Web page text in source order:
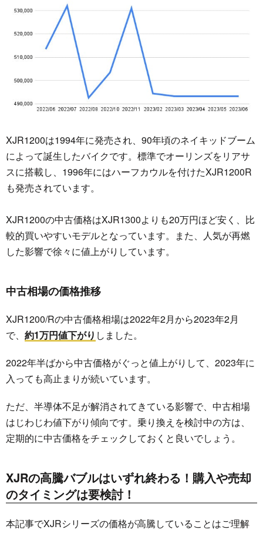
XJR1200は1994年に発売され、90年頃のネイキッドブーム
によって誕生したバイクです。標準でオーリンズをリアサ
スに搭載し、1996年にはハーフカウルを付けたXJR1200R
も発売されています。
XJR1200の中古価格はXJR1300よりも20万円ほど安く、比
較的買いやすいモデルとなっています。また、人気が再燃
した影響で徐々に値上がりしています。
中古相場の価格推移
XJR1200/Rの中古価格相場は2022年2月から2023年2月
で、 約1万円値下がり しました。
2022年半ばから中古価格がぐっと値上がりして、2023年に
入っても高止まりが続いています。
ただ、半導体不足が解消されてきている影響で、中古相場
はじわじわ値下がり傾向です。乗り換えを検討中の方は、
定期的に中古価格をチェックしておくと良いでしょう。
XJRの高騰バブルはいずれ終わる！購入や売却
のタイミングは要検討！
本記事でXJRシリーズの価格が高騰していることはご理解